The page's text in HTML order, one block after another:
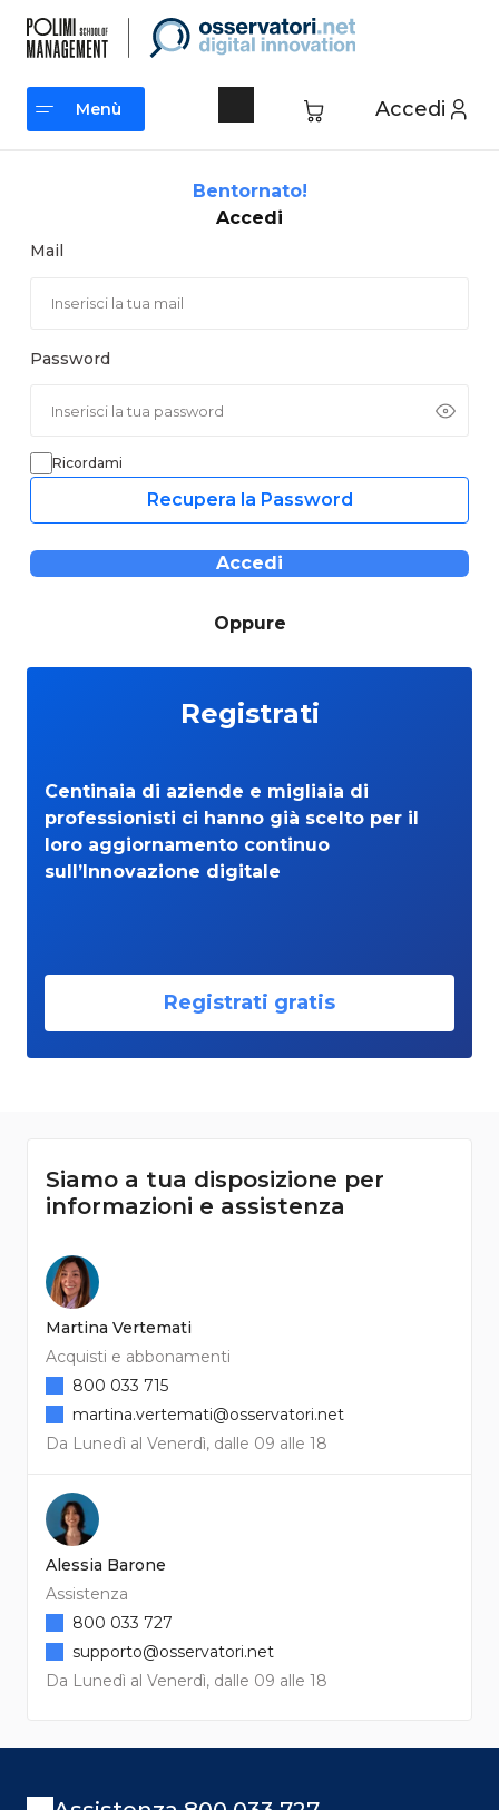
contenuto
Accedi
Menù
Bentornato!
Accedi
Mail
Password
Ricordami
Recupera la Password
Accedi
Oppure
Registrati
Centinaia di aziende e migliaia di
professionisti ci hanno già scelto per il
loro aggiornamento continuo
sull’Innovazione digitale
Registrati gratis
Siamo a tua disposizione per
informazioni e assistenza
Martina Vertemati
Acquisti e abbonamenti
Da Lunedì al Venerdì, dalle 09 alle 18
800 033 715
martina.vertemati@osservatori.net
Alessia Barone
Assistenza
Da Lunedì al Venerdì, dalle 09 alle 18
800 033 727
supporto@osservatori.net